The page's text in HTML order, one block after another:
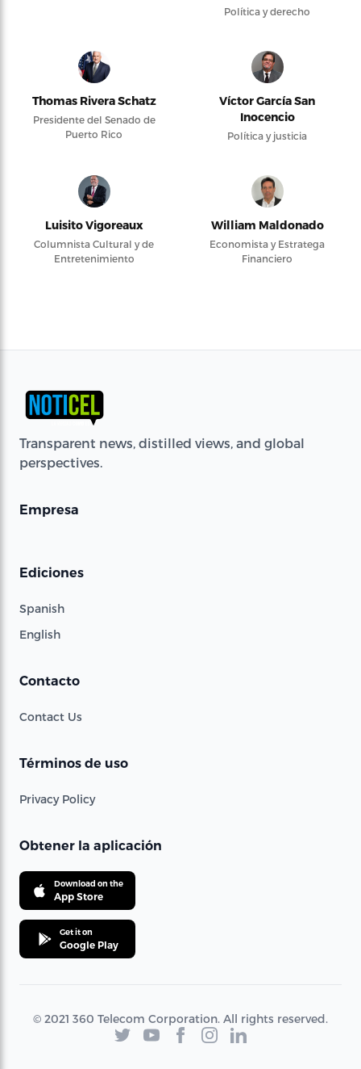
Política y derecho
Thomas Rivera Schatz
Presidente del Senado de
Puerto Rico
Víctor García San
Inocencio
Política y justicia
Luisito Vigoreaux
Columnista Cultural y de
Entretenimiento
William Maldonado
Economista y Estratega
Financiero
Transparent news, distilled views, and global
perspectives.
Empresa
Ediciones
Spanish
English
Contacto
Contact Us
Términos de uso
Privacy Policy
Obtener la aplicación
Download on the
App Store
Get it on
Google Play
© 2021 360 Telecom Corporation. All rights reserved.